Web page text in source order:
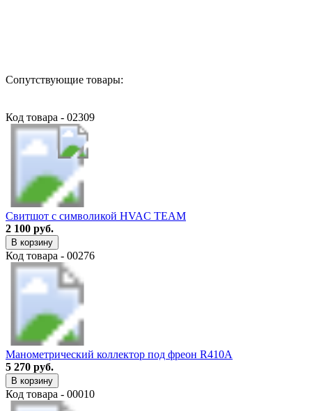
Сопутствующие товары:
Код товара - 02309
Свитшот с символикой HVAC TEAM
2 100 руб.
В корзину
Код товара - 00276
Манометрический коллектор под фреон R410A
5 270 руб.
В корзину
Код товара - 00010